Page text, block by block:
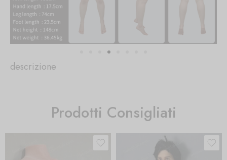
descrizione
Prodotti Consigliati